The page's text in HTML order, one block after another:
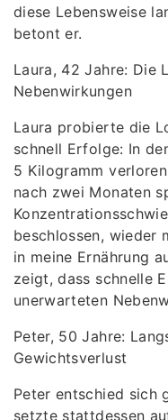
diese Lebensweise
betont er.
Laura, 42 Jahre: Die
Nebenwirkungen
Laura probierte die
schnell Erfolge: In
5 Kilogramm
nach zwei Monaten
beschlossen, wieder
in meine Ernährung
zeigt, dass schnelle
unerwarteten
Peter, 50 Jahre:
Gewichtsverlust
Peter entschied sich
setzte stattdessen